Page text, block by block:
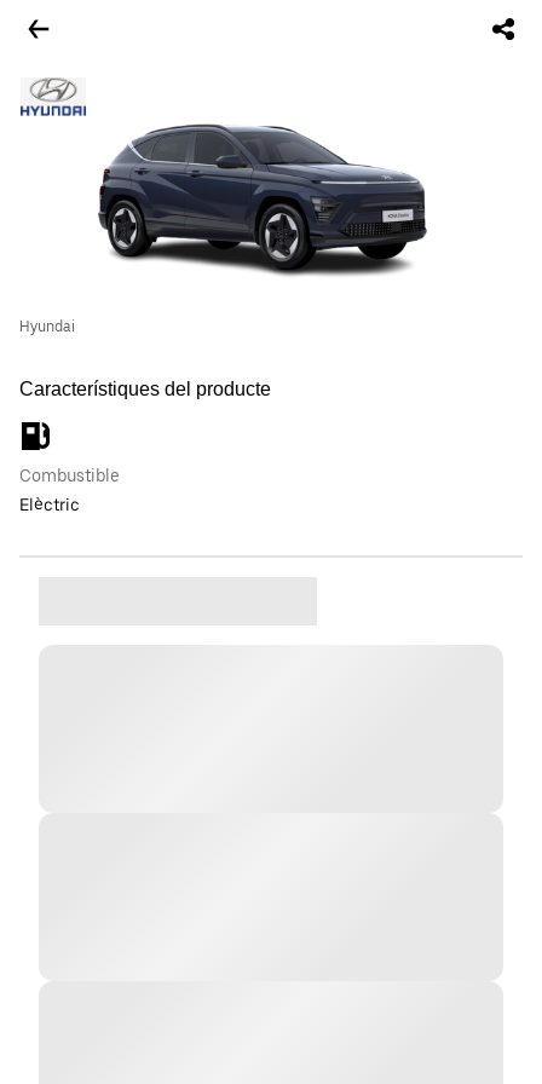
Hyundai
Característiques del producte
Combustible
Elèctric